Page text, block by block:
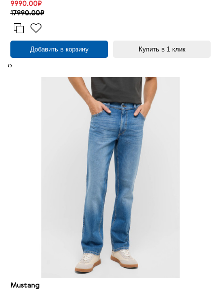
9990.00₽
17990.00₽
Добавить в корзину Купить в 1 клик
‹›
Mustang